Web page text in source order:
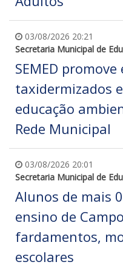
03/08/2026 20:21
Secretaria Municipal de
SEMED
taxidermizados
educação
Rede Municipal
03/08/2026 20:01
Secretaria Municipal de
Alunos de mais
ensino de
fardamentos,
escolares